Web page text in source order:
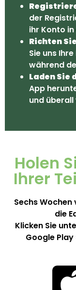
der
ihr Konto
Richten
Sie uns
während
Laden Sie
App
und
Holen
Ihrer
Sechs
die
Klicken Sie
Google